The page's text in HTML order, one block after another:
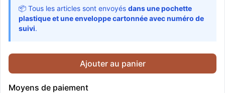
📦 Tous les articles sont envoyés dans une pochette
plastique et une enveloppe cartonnée avec numéro de
suivi.
Ajouter au panier
Moyens de paiement